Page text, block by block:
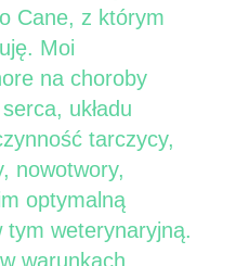
Cane, z którym
Moi
na choroby
układu
tarczycy,
nowotwory,
optymalną
tym weterynaryjną.
warunkach